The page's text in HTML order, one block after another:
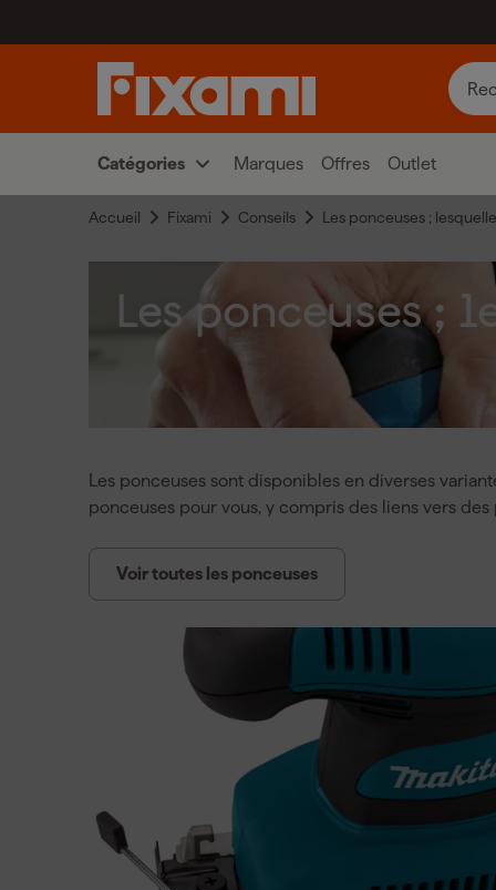
Catégories Marques Offres Outlet
Accueil Fixami Conseils Les ponceuses ;
Les ponceuses
Les ponceuses sont disponibles en diverses
ponceuses pour vous, y compris des liens vers
Voir toutes les ponceuses